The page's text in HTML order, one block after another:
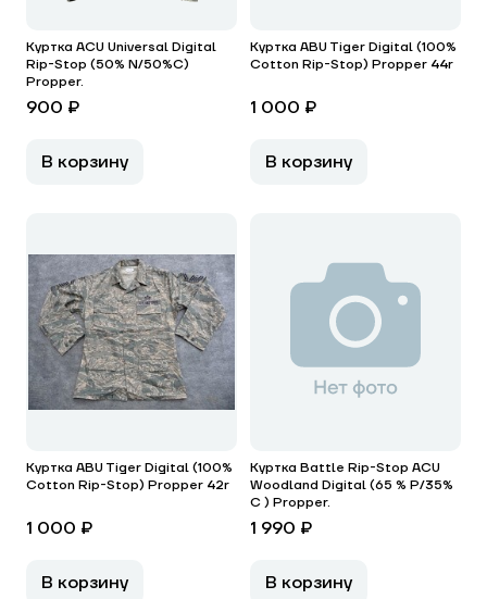
Куртка ACU Universal Digital
Rip-Stop (50% N/50%C)
Propper.
900 ₽
В корзину
Куртка ABU Tiger Digital (100%
Cotton Rip-Stop) Propper 44r
1 000 ₽
В корзину
Куртка ABU Tiger Digital (100%
Cotton Rip-Stop) Propper 42r
1 000 ₽
В корзину
Куртка Battle Rip-Stop ACU
Woodland Digital (65 % P/35%
C ) Propper.
1 990 ₽
В корзину